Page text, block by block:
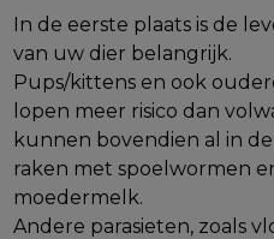
In de eerste plaats is de
van uw dier belangrijk.
Pups/kittens en ook
lopen meer risico dan
kunnen bovendien al in
raken met spoelwormen
moedermelk.
Andere parasieten, zoals